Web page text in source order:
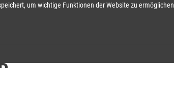
um wichtige Funktionen der Website zu ermöglichen